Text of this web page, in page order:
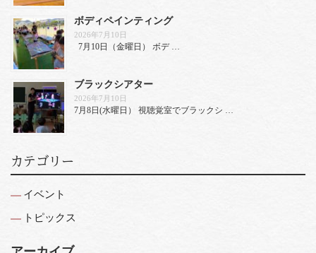
ボディペインティング
2026年7月10日
7月10日（金曜日） ボデ …
ブラックシアター
2026年7月10日
7月8日(水曜日） 視聴覚室でブラックシ …
カテゴリー
イベント
トピックス